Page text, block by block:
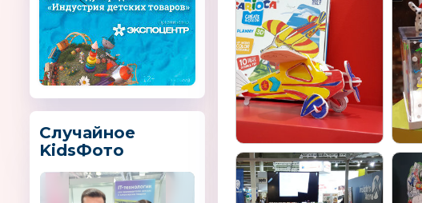
Случайное
KidsФото